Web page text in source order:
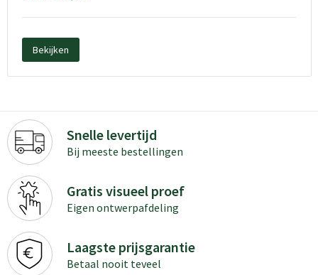
Bekijken
Snelle levertijd
Bij meeste bestellingen
Gratis visueel proef
Eigen ontwerpafdeling
Laagste prijsgarantie
Betaal nooit teveel